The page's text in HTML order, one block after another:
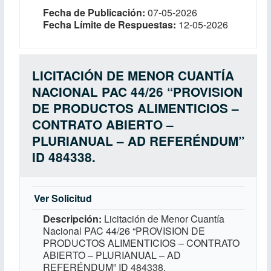
Fecha de Publicación 07-05-2026
Fecha Límite de Respuestas 12-05-2026
LICITACIÓN DE MENOR CUANTÍA
NACIONAL PAC 44/26 “PROVISION
DE PRODUCTOS ALIMENTICIOS –
CONTRATO ABIERTO –
PLURIANUAL – AD REFERÉNDUM”
ID 484338.
Ver Solicitud
Descripción Licitación de Menor Cuantía
Nacional PAC 44/26 “PROVISION DE
PRODUCTOS ALIMENTICIOS – CONTRATO
ABIERTO – PLURIANUAL – AD
REFERÉNDUM” ID 484338.